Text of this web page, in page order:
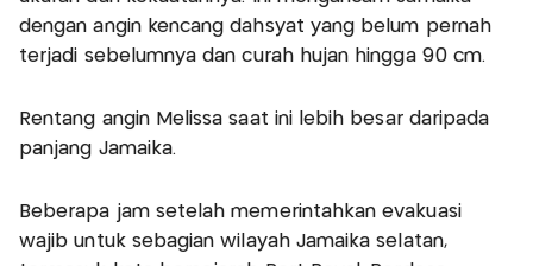
dengan angin kencang dahsyat yang belum pernah
terjadi sebelumnya dan curah hujan hingga 90 cm.
Rentang angin Melissa saat ini lebih besar daripada
panjang Jamaika.
Beberapa jam setelah memerintahkan evakuasi
wajib untuk sebagian wilayah Jamaika selatan,